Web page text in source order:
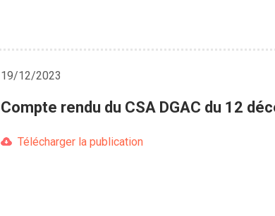
19/12/2023
Compte rendu du CSA DGAC du 12
Télécharger la publication